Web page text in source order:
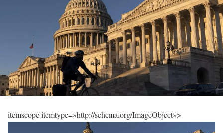
itemscope itemtype=»http://schema.org/ImageObject»>